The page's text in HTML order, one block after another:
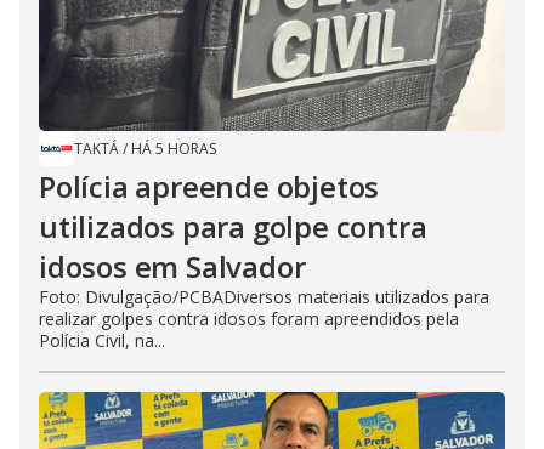
TAKTÁ/ HÁ 5 HORAS
Polícia apreende objetos
utilizados para golpe contra
idosos em Salvador
Foto: Divulgação/PCBADiversos materiais utilizados para
realizar golpes contra idosos foram apreendidos pela
Polícia Civil, na...